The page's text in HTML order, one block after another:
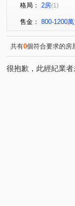
格局： 2房(1)
售金： 800-1200
共有0個符合要求的房
很抱歉，此經紀業者